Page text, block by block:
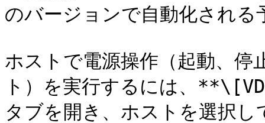
のバージョンで自動化される
ホストで電源操作（起動、停
ト）を実行するには、
タブを開き、ホストを選